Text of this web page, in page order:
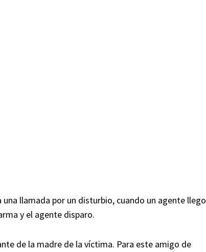
llamada por un disturbio, cuando un agente llego
y el agente disparo.
de la madre de la víctima. Para este amigo de